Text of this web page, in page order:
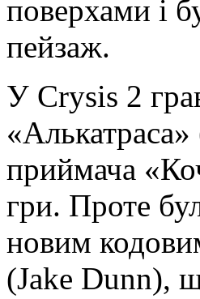
поверхами і
пейзаж.
У Crysis 2
приймача
гри. Проте
новим
(Jake Dunn),